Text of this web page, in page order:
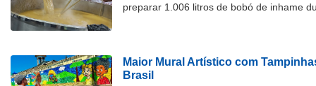
preparar 1.006 litros de bobó de inhame
Maior Mural Artístico com
Brasil